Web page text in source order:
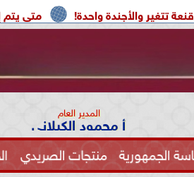
متى يتم إعادة تشغيل واحدة!
المدير العام
أ محمود الكيلاني
الجمهورية منتجات الصريدي